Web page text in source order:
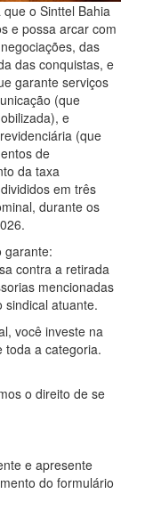
o Sinttel Bahia
e possa arcar com
das
das conquistas, e
garante serviços
(que
e
(que
de
da taxa
em três
durante os
garante:
contra a retirada
mencionadas
sindical atuante.
você investe na
toda a categoria.
o direito de se
e apresente
do formulário